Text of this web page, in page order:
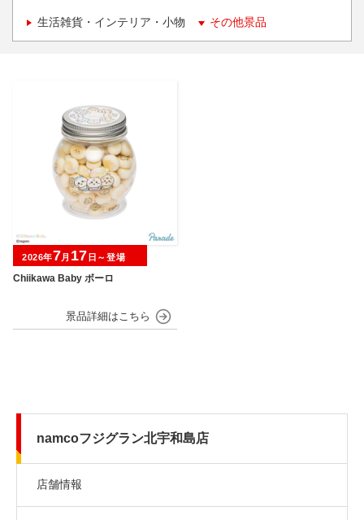
生活雑貨・インテリア・小物 その他景品
Chiikawa Baby ボーロ
2026年7月 17 日～登場
namcoフジグラン北宇和島店
店舗情報